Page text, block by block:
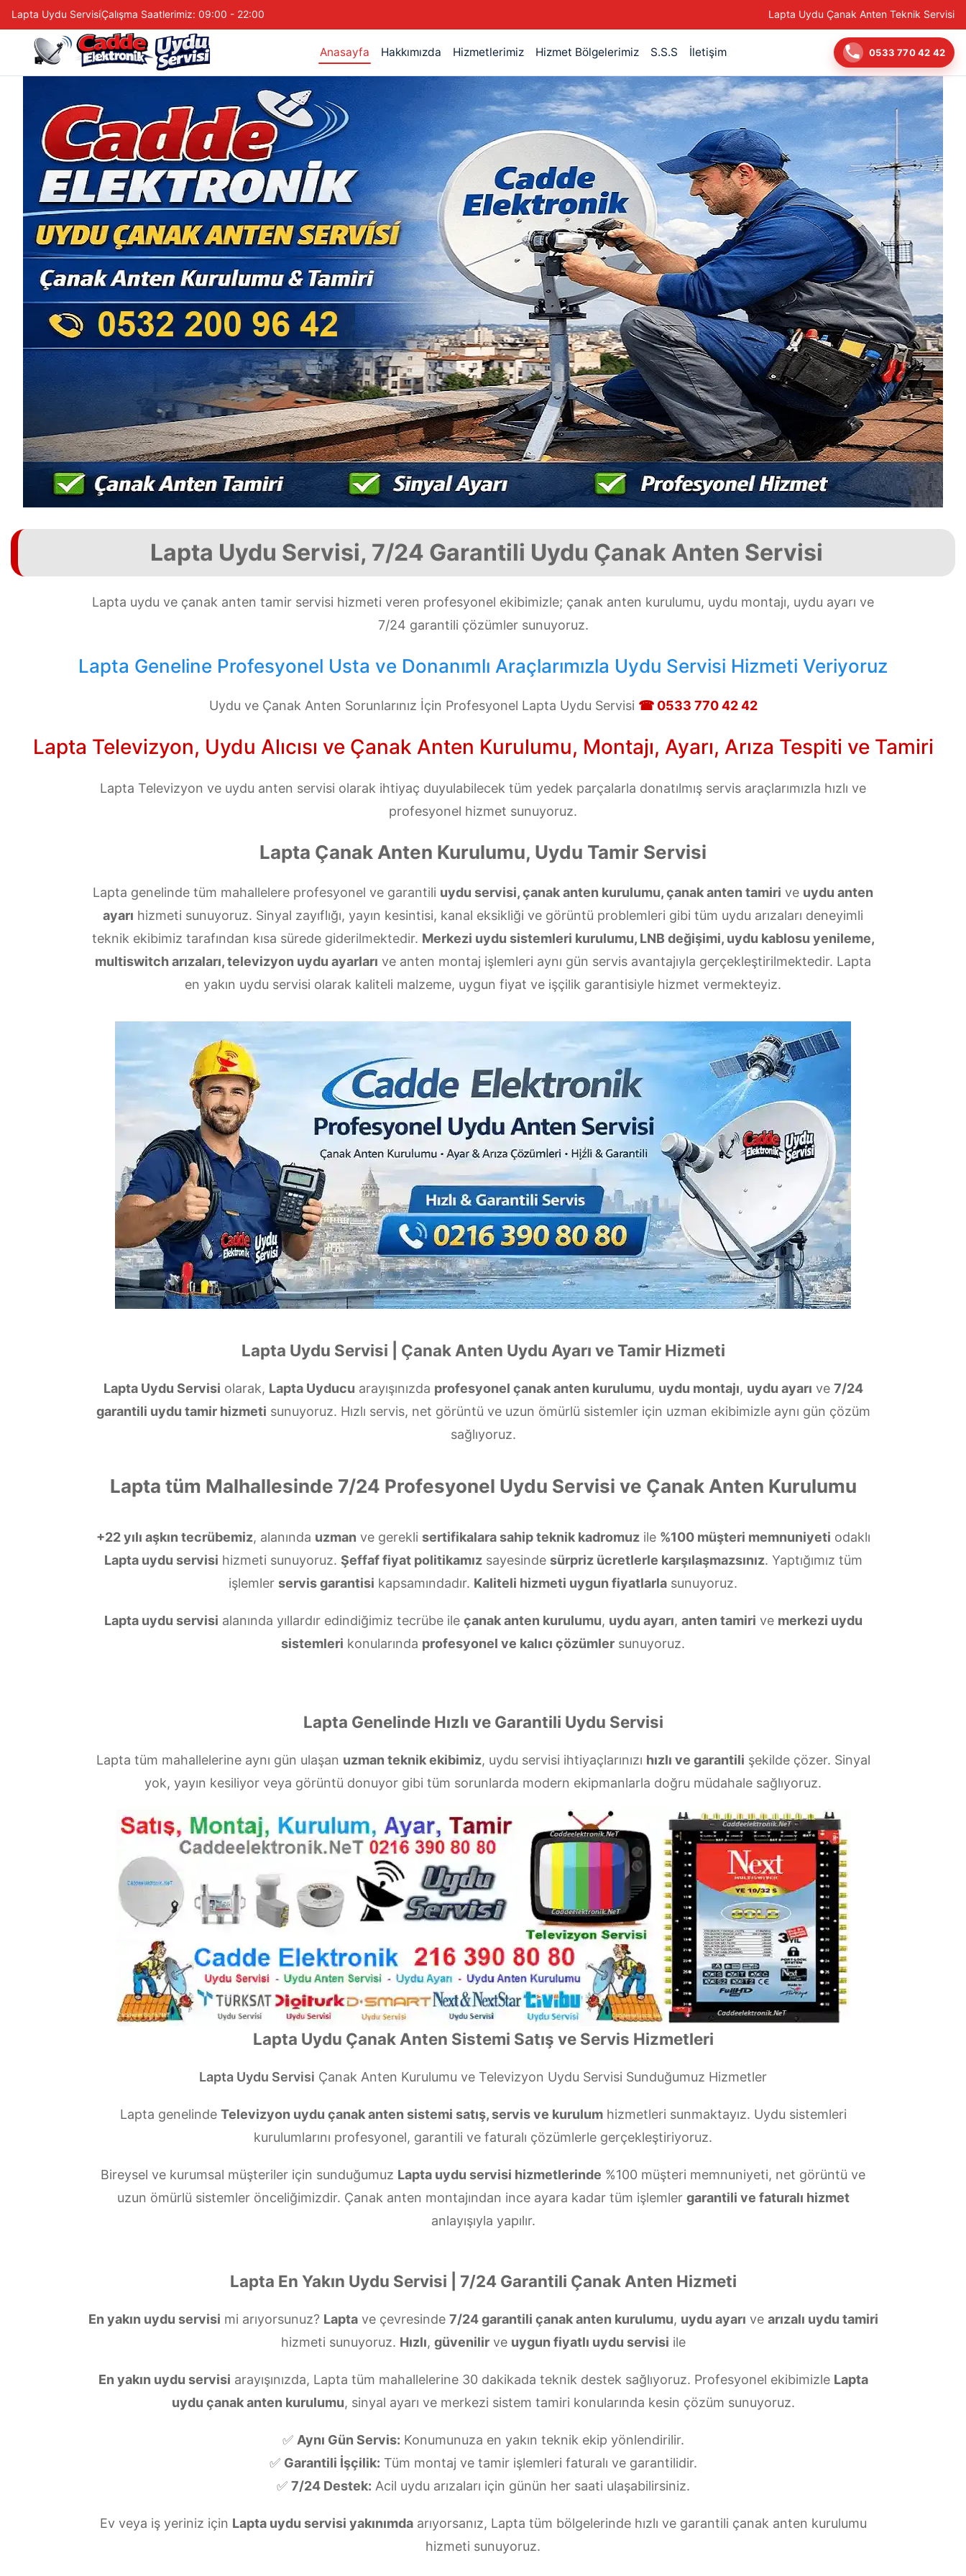
Lapta Uydu ServisiÇalışma Saatlerimiz: 09:00 - 22:00 Lapta Uydu Çanak Anten Teknik Servisi
Anasayfa Hakkımızda Hizmetlerimiz Hizmet Bölgelerimiz S.S.S İletişim 0533 770 42 42
Lapta Uydu Servisi, 7/24 Garantili Uydu Çanak Anten Servisi
Lapta uydu ve çanak anten tamir servisi hizmeti veren profesyonel ekibimizle; çanak anten kurulumu, uydu montajı, uydu ayarı ve
7/24 garantili çözümler sunuyoruz.
Lapta Geneline Profesyonel Usta ve Donanımlı Araçlarımızla Uydu Servisi Hizmeti Veriyoruz
Uydu ve Çanak Anten Sorunlarınız İçin Profesyonel Lapta Uydu Servisi ☎ 0533 770 42 42
Lapta Televizyon, Uydu Alıcısı ve Çanak Anten Kurulumu, Montajı, Ayarı, Arıza Tespiti ve Tamiri
Lapta Televizyon ve uydu anten servisi olarak ihtiyaç duyulabilecek tüm yedek parçalarla donatılmış servis araçlarımızla hızlı ve
profesyonel hizmet sunuyoruz.
Lapta Çanak Anten Kurulumu, Uydu Tamir Servisi
Lapta genelinde tüm mahallelere profesyonel ve garantili uydu servisi, çanak anten kurulumu, çanak anten tamiri ve uydu anten
ayarı hizmeti sunuyoruz. Sinyal zayıflığı, yayın kesintisi, kanal eksikliği ve görüntü problemleri gibi tüm uydu arızaları deneyimli
teknik ekibimiz tarafından kısa sürede giderilmektedir. Merkezi uydu sistemleri kurulumu, LNB değişimi, uydu kablosu yenileme,
multiswitch arızaları, televizyon uydu ayarları ve anten montaj işlemleri aynı gün servis avantajıyla gerçekleştirilmektedir. Lapta
en yakın uydu servisi olarak kaliteli malzeme, uygun fiyat ve işçilik garantisiyle hizmet vermekteyiz.
Lapta Uydu Servisi | Çanak Anten Uydu Ayarı ve Tamir Hizmeti
Lapta Uydu Servisi olarak, Lapta Uyducu arayışınızda profesyonel çanak anten kurulumu, uydu montajı, uydu ayarı ve 7/24
garantili uydu tamir hizmeti sunuyoruz. Hızlı servis, net görüntü ve uzun ömürlü sistemler için uzman ekibimizle aynı gün çözüm
sağlıyoruz.
Lapta tüm Malhallesinde 7/24 Profesyonel Uydu Servisi ve Çanak Anten Kurulumu
+22 yılı aşkın tecrübemiz, alanında uzman ve gerekli sertifikalara sahip teknik kadromuzile %100 müşteri memnuniyeti odaklı
Lapta uydu servisi hizmeti sunuyoruz. Şeffaf fiyat politikamızsayesinde sürpriz ücretlerle karşılaşmazsınız. Yaptığımız tüm
işlemler servis garantisi kapsamındadır. Kaliteli hizmeti uygun fiyatlarla sunuyoruz.
Lapta uydu servisi alanında yıllardır edindiğimiz tecrübe ile çanak anten kurulumu, uydu ayarı, anten tamiri ve merkezi uydu
sistemleri konularında profesyonel ve kalıcı çözümler sunuyoruz.
Lapta Genelinde Hızlı ve Garantili Uydu Servisi
Lapta tüm mahallelerine aynı gün ulaşan uzman teknik ekibimiz, uydu servisi ihtiyaçlarınızı hızlı ve garantili şekilde çözer. Sinyal
yok, yayın kesiliyor veya görüntü donuyor gibi tüm sorunlarda modern ekipmanlarla doğru müdahale sağlıyoruz.
Lapta Uydu Çanak Anten Sistemi Satış ve Servis Hizmetleri
Lapta Uydu Servisi Çanak Anten Kurulumu ve Televizyon Uydu Servisi Sunduğumuz Hizmetler
Lapta genelinde Televizyon uydu çanak anten sistemi satış, servis ve kurulumhizmetleri sunmaktayız. Uydu sistemleri
kurulumlarını profesyonel, garantili ve faturalı çözümlerle gerçekleştiriyoruz.
Bireysel ve kurumsal müşteriler için sunduğumuz Lapta uydu servisi hizmetlerinde %100 müşteri memnuniyeti, net görüntü ve
uzun ömürlü sistemler önceliğimizdir. Çanak anten montajından ince ayara kadar tüm işlemler garantili ve faturalı hizmet
anlayışıyla yapılır.
Lapta En Yakın Uydu Servisi | 7/24 Garantili Çanak Anten Hizmeti
En yakın uydu servisi mi arıyorsunuz? Laptave çevresinde 7/24 garantili çanak anten kurulumu, uydu ayarı ve arızalı uydu tamiri
hizmeti sunuyoruz. Hızlı, güvenilirve uygun fiyatlı uydu servisi ile
En yakın uydu servisi arayışınızda, Lapta tüm mahallelerine 30 dakikada teknik destek sağlıyoruz. Profesyonel ekibimizle Lapta
uydu çanak anten kurulumu, sinyal ayarı ve merkezi sistem tamiri konularında kesin çözüm sunuyoruz.
✅ Aynı Gün Servis: Konumunuza en yakın teknik ekip yönlendirilir.
✅ Garantili İşçilik: Tüm montaj ve tamir işlemleri faturalı ve garantilidir.
✅ 7/24 Destek: Acil uydu arızaları için günün her saati ulaşabilirsiniz.
Ev veya iş yeriniz için Lapta uydu servisi yakınımdaarıyorsanız, Lapta tüm bölgelerinde hızlı ve garantili çanak anten kurulumu
hizmeti sunuyoruz.